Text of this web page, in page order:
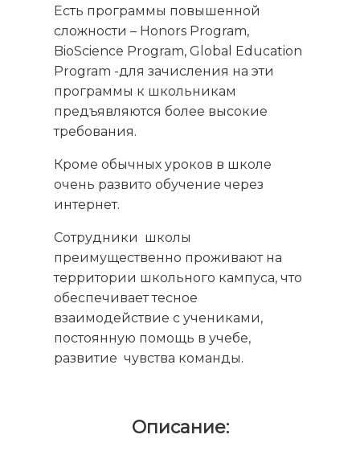
Есть программы повышенной
сложности – Honors Program,
BioScience Program, Global Education
Program -для зачисления на эти
программы к школьникам
предъявляются более высокие
требования.
Кроме обычных уроков в школе
очень развито обучение через
интернет.
Сотрудники школы
преимущественно проживают на
территории школьного кампуса, что
обеспечивает тесное
взаимодействие с учениками,
постоянную помощь в учебе,
развитие чувства команды.
Описание: